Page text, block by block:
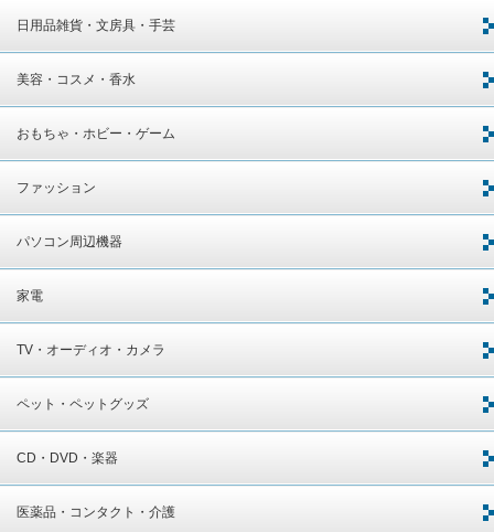
日用品雑貨・文房具・手芸
美容・コスメ・香水
おもちゃ・ホビー・ゲーム
ファッション
パソコン周辺機器
家電
TV・オーディオ・カメラ
ペット・ペットグッズ
CD・DVD・楽器
医薬品・コンタクト・介護